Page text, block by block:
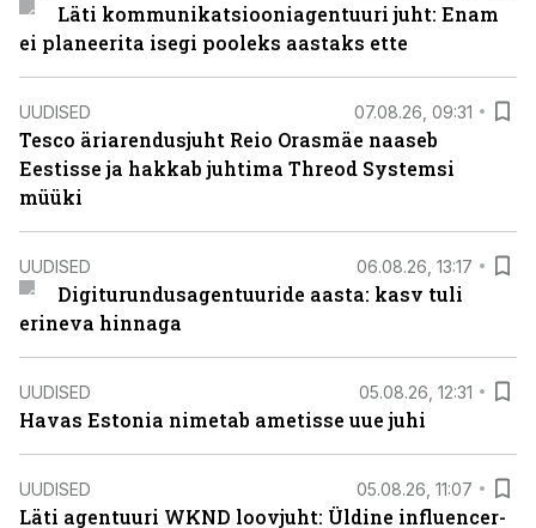
Läti kommunikatsiooniagentuuri juht: Enam
ei planeerita isegi pooleks aastaks ette
UUDISED 07.08.26, 09:31
Tesco äriarendusjuht Reio Orasmäe naaseb
Eestisse ja hakkab juhtima Threod Systemsi
müüki
UUDISED 06.08.26, 13:17
Digiturundusagentuuride aasta: kasv tuli
erineva hinnaga
UUDISED 05.08.26, 12:31
Havas Estonia nimetab ametisse uue juhi
UUDISED 05.08.26, 11:07
Läti agentuuri WKND loovjuht: Üldine influencer-